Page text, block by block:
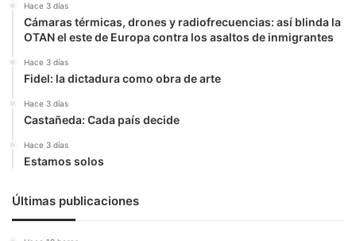
Hace 3 días
Cámaras térmicas, drones y radiofrecuencias: así blinda la
OTAN el este de Europa contra los asaltos de inmigrantes
Hace 3 días
Fidel: la dictadura como obra de arte
Hace 3 días
Castañeda: Cada país decide
Hace 3 días
Estamos solos
Últimas publicaciones